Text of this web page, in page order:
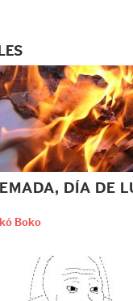
DÍA DE
Boko